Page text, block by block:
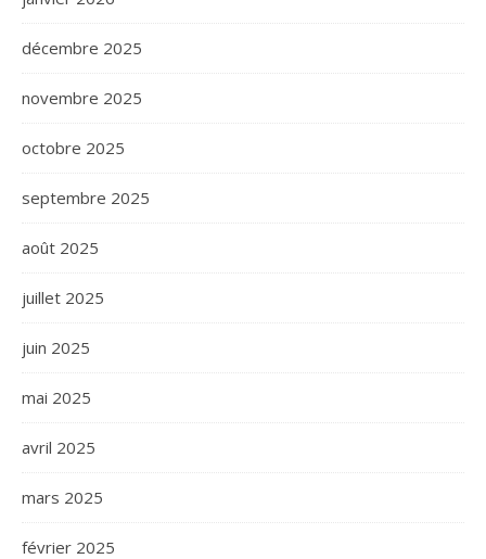
décembre 2025
novembre 2025
octobre 2025
septembre 2025
août 2025
juillet 2025
juin 2025
mai 2025
avril 2025
mars 2025
février 2025